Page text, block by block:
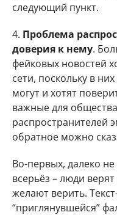
следующий пункт.
4. Проблема
доверия к нему.
фейковых новостей
сети, поскольку в
могут и хотят
важные для
распространителей
обратное можно
Во-первых, далеко
всерьёз – люди
желают верить.
“приглянувшейся”